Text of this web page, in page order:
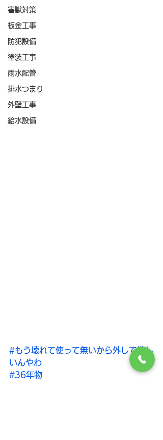
害獣対策
板金工事
防犯設備
塗装工事
雨水配管
排水つまり
外壁工事
給水設備
#もう壊れて使って無いから外して欲し
いんやわ
#36年物